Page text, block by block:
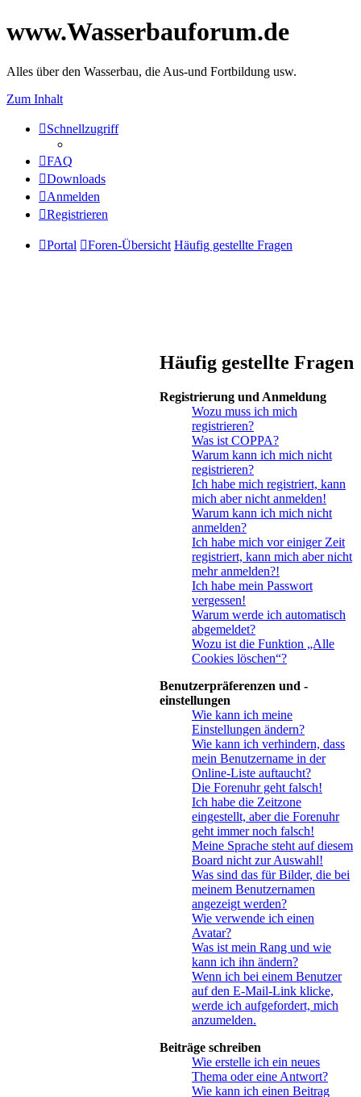
www.Wasserbauforum.de
Alles über den Wasserbau, die Aus-und Fortbildung usw.
Zum Inhalt
Schnellzugriff
FAQ
Downloads
Anmelden
Registrieren
Portal Foren-Übersicht Häufig gestellte Fragen
Häufig gestellte Fragen
Registrierung und Anmeldung
Wozu muss ich mich
registrieren?
Was ist COPPA?
Warum kann ich mich nicht
registrieren?
Ich habe mich registriert, kann
mich aber nicht anmelden!
Warum kann ich mich nicht
anmelden?
Ich habe mich vor einiger Zeit
registriert, kann mich aber nicht
mehr anmelden?!
Ich habe mein Passwort
vergessen!
Warum werde ich automatisch
abgemeldet?
Wozu ist die Funktion „Alle
Cookies löschen“?
Benutzerpräferenzen und -
einstellungen
Wie kann ich meine
Einstellungen ändern?
Wie kann ich verhindern, dass
mein Benutzername in der
Online-Liste auftaucht?
Die Forenuhr geht falsch!
Ich habe die Zeitzone
eingestellt, aber die Forenuhr
geht immer noch falsch!
Meine Sprache steht auf diesem
Board nicht zur Auswahl!
Was sind das für Bilder, die bei
meinem Benutzernamen
angezeigt werden?
Wie verwende ich einen
Avatar?
Was ist mein Rang und wie
kann ich ihn ändern?
Wenn ich bei einem Benutzer
auf den E-Mail-Link klicke,
werde ich aufgefordert, mich
anzumelden.
Beiträge schreiben
Wie erstelle ich ein neues
Thema oder eine Antwort?
Wie kann ich einen Beitrag